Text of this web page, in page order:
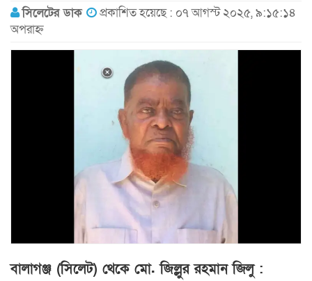
সিলেটের ডাক
প্রকাশিত হয়েছে : ০৭ আগস্ট ২০২৫, ৯:১৫:১৪
অপরাহ্ন
বালাগঞ্জ (সিলেট) থেকে মো. জিল্লুর রহমান জিলু :